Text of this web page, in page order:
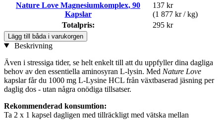
Nature Love Magnesiumkomplex, 90
Kapslar
137 kr
(1 877 kr / kg)
Totalpris:
295 kr
Lägg till båda i varukorgen
Beskrivning
Även i stressiga tider, se helt enkelt till att du uppfyller dina dagliga
behov av den essentiella aminosyran L-lysin. Med Nature Love
kapslar får du 1000 mg L-Lysine HCL från växtbaserad jäsning per
daglig dos - utan några onödiga tillsatser.
Rekommenderad konsumtion:
Ta 2 x 1 kapsel dagligen med tillräckligt med vätska mellan